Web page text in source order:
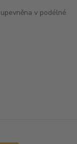
v podélné